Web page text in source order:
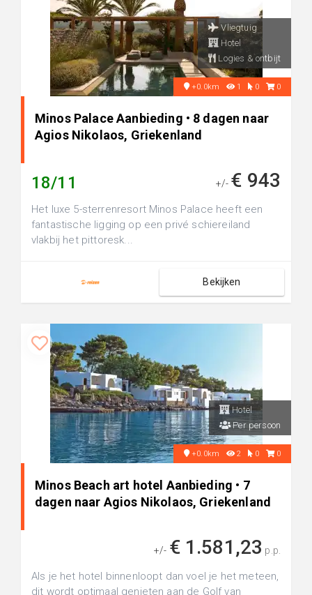
Vliegtuig
Hotel
Logies & ontbijt
+0.0km 1 0 0
Minos Palace Aanbieding • 8 dagen naar
Agios Nikolaos, Griekenland
18/11 +/- € 943
Het luxe 5-sterrenresort Minos Palace heeft een
fantastische ligging op een privé schiereiland
vlakbij het pittoresk...
Bekijken
Hotel
Per persoon
+0.0km 2 0 0
Minos Beach art hotel Aanbieding • 7
dagen naar Agios Nikolaos, Griekenland
+/- € 1.581,23 p.p.
Als je het hotel binnenloopt dan voel je het meteen,
dit wordt optimaal genieten aan de Golf van